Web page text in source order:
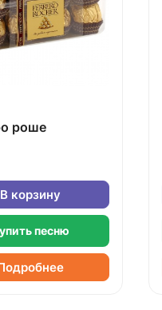
роше
В корзину
песню